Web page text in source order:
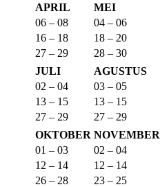
APRIL
MEI
06 – 08
04 – 06
16 – 18
18 – 20
27 – 29
28 – 30
JULI
AGUSTUS
02 – 04
03 – 05
13 – 15
13 – 15
27 – 29
27 – 29
OKTOBER NOVEMBER
01 – 03
02 – 04
12 – 14
12 – 14
26 – 28
23 – 25